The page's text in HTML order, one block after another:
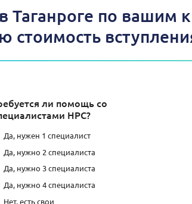
по вашим
стоимость
ли помощь со
НРС?
Да, нужен 1 специалист
Да, нужно 2 специалиста
Да, нужно 3 специалиста
Да, нужно 4 специалиста
Нет, есть свои